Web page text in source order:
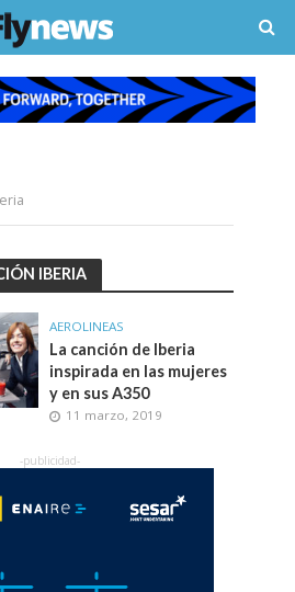
IBERIA
AEROLINEAS
La canción de Iberia
inspirada en las mujeres
y en sus A350
11 marzo, 2019